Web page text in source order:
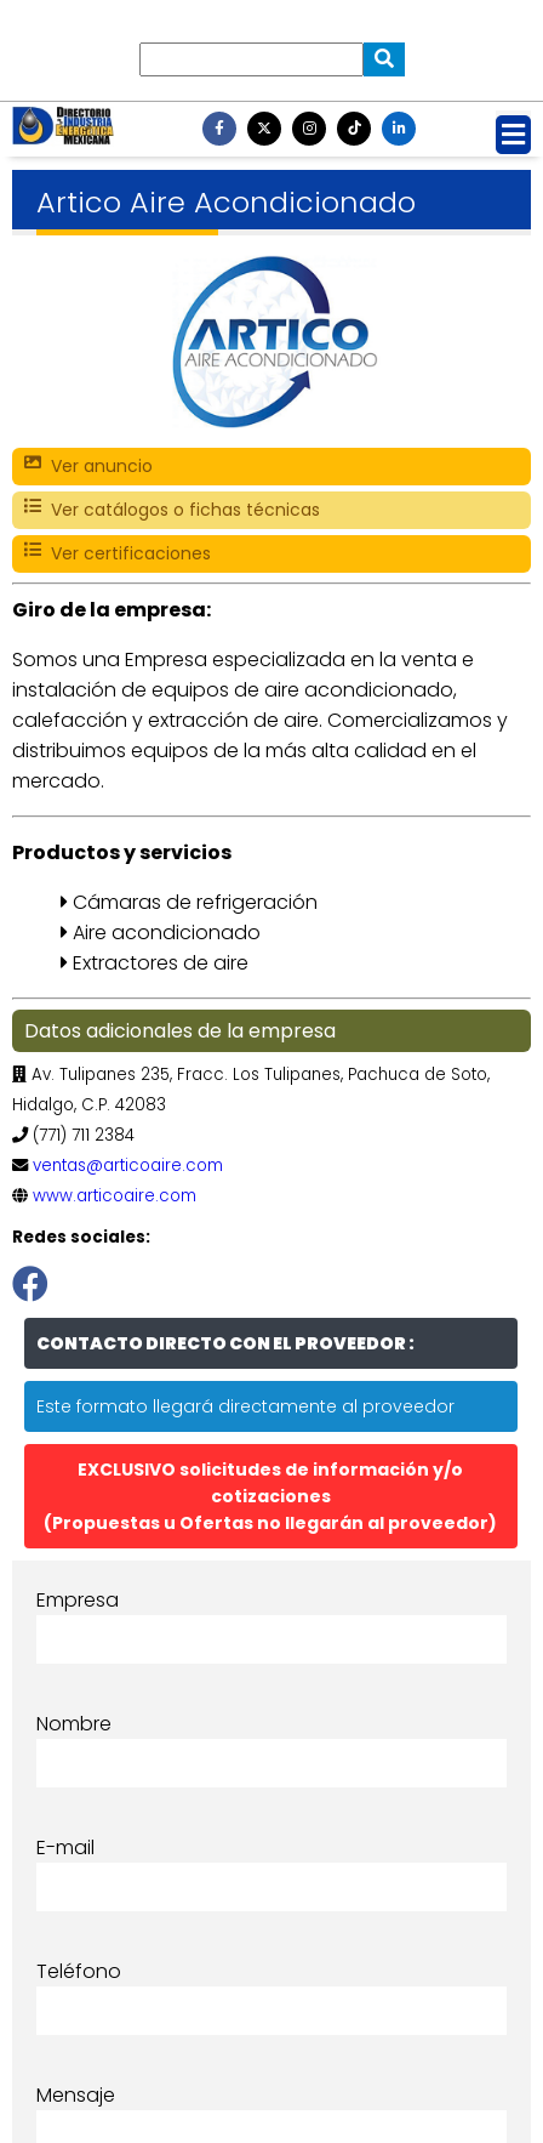
Artico Aire Acondicionado
Ver anuncio
Ver catálogos o fichas técnicas
Ver certificaciones
Giro de la empresa:
Somos una Empresa especializada en la venta e
instalación de equipos de aire acondicionado,
calefacción y extracción de aire. Comercializamos y
distribuimos equipos de la más alta calidad en el
mercado.
Productos y servicios
Cámaras de refrigeración
Aire acondicionado
Extractores de aire
Datos adicionales de la empresa
Av. Tulipanes 235, Fracc. Los Tulipanes, Pachuca de Soto,
Hidalgo, C.P. 42083
(771) 711 2384
ventas@articoaire.com
www.articoaire.com
Redes sociales:
CONTACTO DIRECTO CON EL PROVEEDOR :
Este formato llegará directamente al proveedor
EXCLUSIVO solicitudes de información y/o
cotizaciones
(Propuestas u Ofertas no llegarán al proveedor)
Empresa
Nombre
E-mail
Teléfono
Mensaje